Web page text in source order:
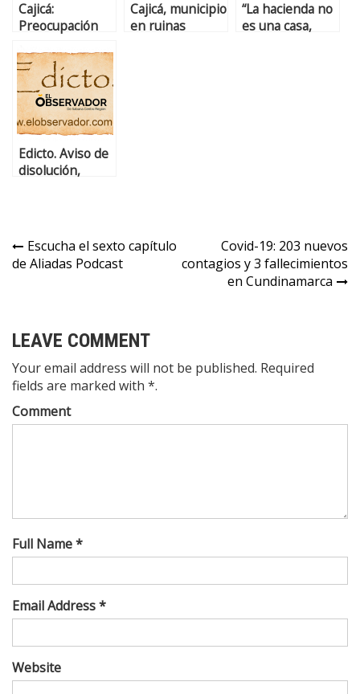
Cajicá:
Preocupación
de la casa
Ospina
Cajicá, municipio
en ruinas
“La hacienda no
es una casa,
Edicto. Aviso de
disolución,
Escucha el sexto capítulo
de Aliadas Podcast
Covid-19: 203 nuevos
contagios y 3 fallecimientos
en Cundinamarca
LEAVE COMMENT
Your email address will not be published. Required
fields are marked with *.
Comment
Full Name *
Email Address *
Website